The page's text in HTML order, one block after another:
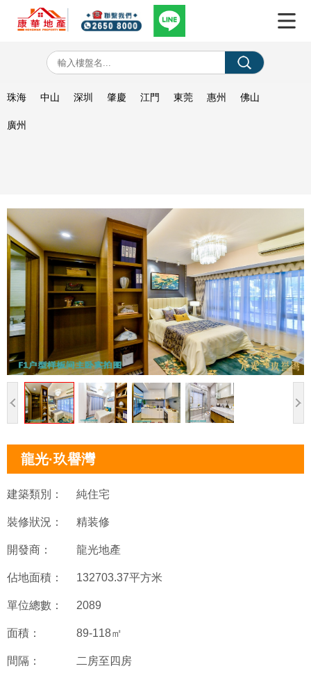
珠海 中山 深圳 肇慶 江門 東莞 惠州 佛山
廣州
龍光·玖譽灣
建築類別： 純住宅
裝修狀況： 精装修
開發商： 龍光地產
佔地面積： 132703.37平方米
單位總數： 2089
面積： 89-118㎡
間隔： 二房至四房